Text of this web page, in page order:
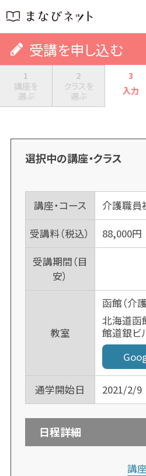
受講を申し込む
1
講座を
選ぶ
2
クラスを
選ぶ
3
入力
選択中の講座・クラス
講座・コース
介護職員
受講料（税込）
88,000円
受講期間（目
安）
教室
函館（介
北海道函
館道銀ビ
通学開始日 2021/2/9
日程詳細
講